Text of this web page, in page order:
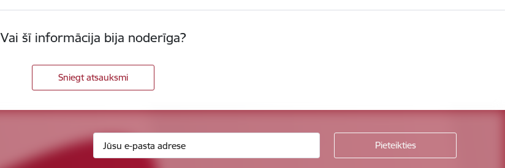
Vai šī informācija bija noderīga?
Sniegt atsauksmi